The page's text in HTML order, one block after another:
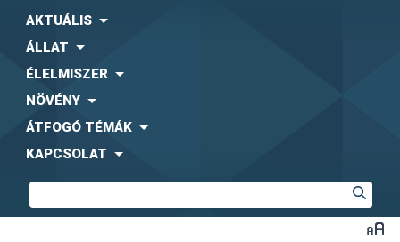
AKTUÁLIS
ÁLLAT
ÉLELMISZER
NÖVÉNY
ÁTFOGÓ TÉMÁK
KAPCSOLAT